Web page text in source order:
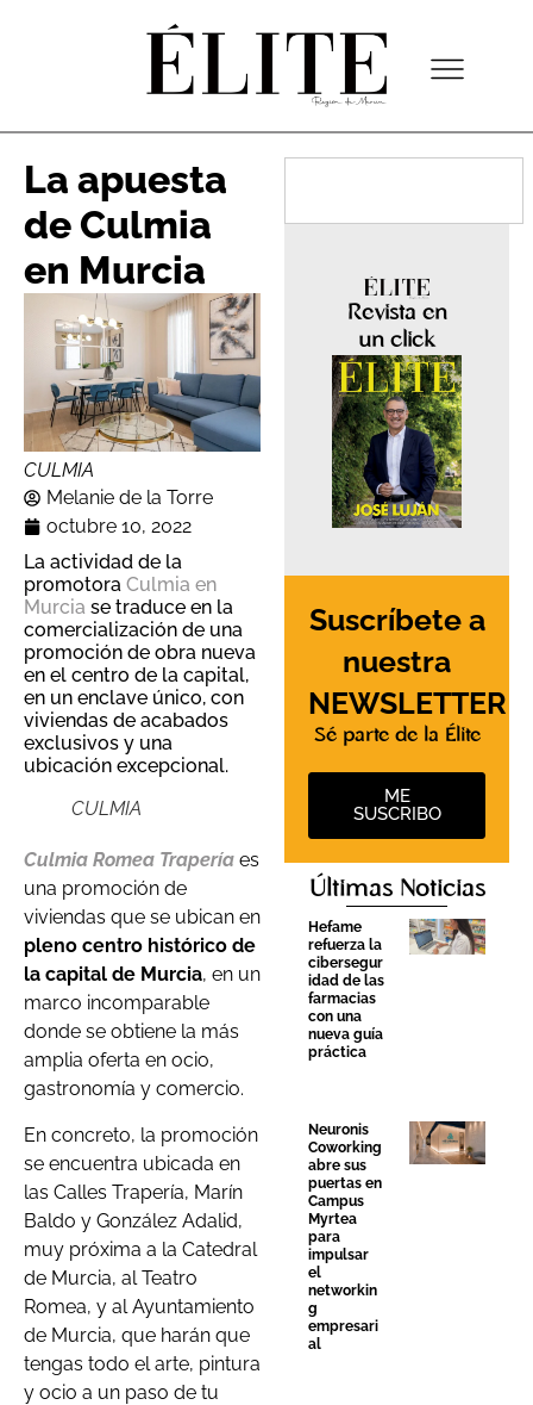
La apuesta
de Culmia
en Murcia
CULMIA
Melanie de la Torre
octubre 10, 2022
La actividad de la
promotora Culmia en
Murcia se traduce en la
comercialización de una
promoción de obra nueva
en el centro de la capital,
en un enclave único, con
viviendas de acabados
exclusivos y una
ubicación excepcional.
CULMIA
Culmia Romea Trapería es
una promoción de
viviendas que se ubican en
pleno centro histórico de
la capital de Murcia, en un
marco incomparable
donde se obtiene la más
amplia oferta en ocio,
gastronomía y comercio.
En concreto, la promoción
se encuentra ubicada en
las Calles Trapería, Marín
Baldo y González Adalid,
muy próxima a la Catedral
de Murcia, al Teatro
Romea, y al Ayuntamiento
de Murcia, que harán que
tengas todo el arte, pintura
y ocio a un paso de tu
Revista en
un click
Suscríbete a
nuestra
NEWSLETTER
Sé parte de la Élite
ME
SUSCRIBO
Últimas Noticias
Hefame
refuerza la
cibersegur
idad de las
farmacias
con una
nueva guía
práctica
Neuronis
Coworking
abre sus
puertas en
Campus
Myrtea
para
impulsar
el
networkin
g
empresari
al